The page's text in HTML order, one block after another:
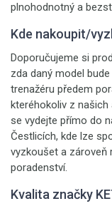
plnohodnotný a
Kde nakoupit/
Doporučujeme si
zda daný model
trenažéru předem
kteréhokoliv z našich
se vydejte přímo do
Čestlicích, kde lze
vyzkoušet a zároveň
poradenství.
Kvalita značky